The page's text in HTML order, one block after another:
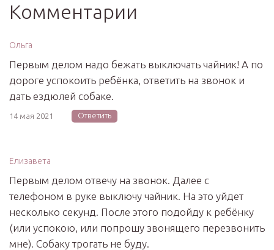
Комментарии
Ольга
Первым делом надо бежать выключать чайник! А по
дороге успокоить ребёнка, ответить на звонок и
дать ездюлей собаке.
14 мая 2021 Ответить
Елизавета
Первым делом отвечу на звонок. Далее с
телефоном в руке выключу чайник. На это уйдет
несколько секунд. После этого подойду к ребёнку
(или успокою, или попрошу звонящего перезвонить
мне). Собаку трогать не буду.